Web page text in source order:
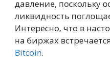
давление, поскольку
ликвидность
Интересно, что в
на биржах
Bitcoin.